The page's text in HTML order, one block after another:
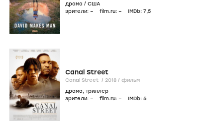
драма / США
зрители: – film.ru: – IMDb: 7,5
Canal Street
Canal Street / 2018 / фильм
драма, триллер
зрители: – film.ru: – IMDb: 5